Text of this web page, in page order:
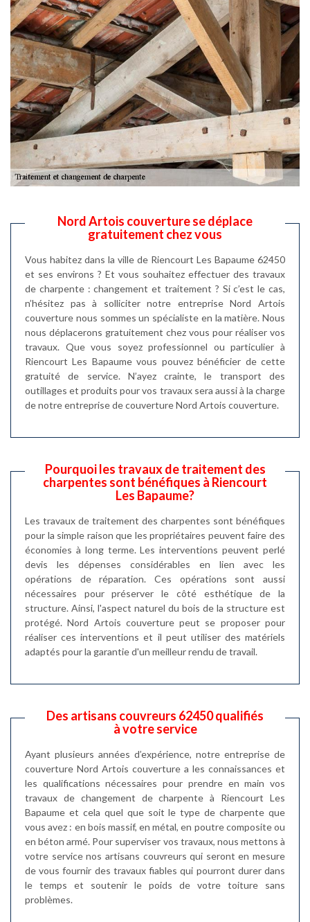
Nord Artois couverture se déplace
gratuitement chez vous
Vous habitez dans la ville de Riencourt Les Bapaume 62450
et ses environs ? Et vous souhaitez effectuer des travaux
de charpente : changement et traitement ? Si c’est le cas,
n’hésitez pas à solliciter notre entreprise Nord Artois
couverture nous sommes un spécialiste en la matière. Nous
nous déplacerons gratuitement chez vous pour réaliser vos
travaux. Que vous soyez professionnel ou particulier à
Riencourt Les Bapaume vous pouvez bénéficier de cette
gratuité de service. N’ayez crainte, le transport des
outillages et produits pour vos travaux sera aussi à la charge
de notre entreprise de couverture Nord Artois couverture.
Pourquoi les travaux de traitement des
charpentes sont bénéfiques à Riencourt
Les Bapaume?
Les travaux de traitement des charpentes sont bénéfiques
pour la simple raison que les propriétaires peuvent faire des
économies à long terme. Les interventions peuvent perlé
devis les dépenses considérables en lien avec les
opérations de réparation. Ces opérations sont aussi
nécessaires pour préserver le côté esthétique de la
structure. Ainsi, l'aspect naturel du bois de la structure est
protégé. Nord Artois couverture peut se proposer pour
réaliser ces interventions et il peut utiliser des matériels
adaptés pour la garantie d'un meilleur rendu de travail.
Des artisans couvreurs 62450 qualifiés
à votre service
Ayant plusieurs années d’expérience, notre entreprise de
couverture Nord Artois couverture a les connaissances et
les qualifications nécessaires pour prendre en main vos
travaux de changement de charpente à Riencourt Les
Bapaume et cela quel que soit le type de charpente que
vous avez : en bois massif, en métal, en poutre composite ou
en béton armé. Pour superviser vos travaux, nous mettons à
votre service nos artisans couvreurs qui seront en mesure
de vous fournir des travaux fiables qui pourront durer dans
le temps et soutenir le poids de votre toiture sans
problèmes.